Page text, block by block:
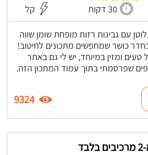
30 דקות קל
עם גבינות רזות מופחת שומן שווה
כושר שמחפשים מתכונים לחיטוב!
טעים ומזין במיוחד, יש לי גם באתר
שפרסמתי בתוך עמוד המתכון הזה.
9324